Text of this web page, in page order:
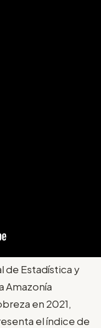
de Estadística y
Amazonía
en 2021,
el índice de